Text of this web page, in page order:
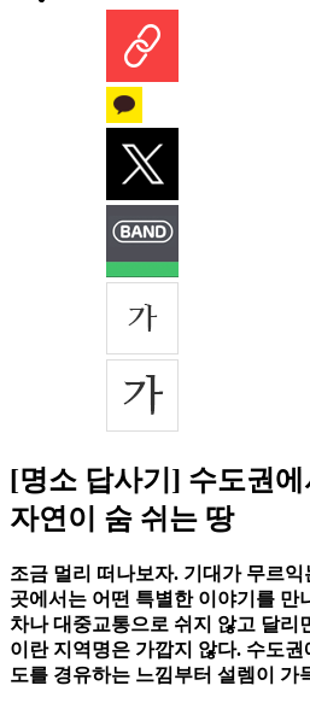
[명소 답사기] 수도권
자연이 숨 쉬는 땅
조금 멀리 떠나보자. 기대가 무르
곳에서는 어떤 특별한 이야기를 만
차나 대중교통으로 쉬지 않고 달리
이란 지역명은 가깝지 않다. 수도
도를 경유하는 느낌부터 설렘이 가